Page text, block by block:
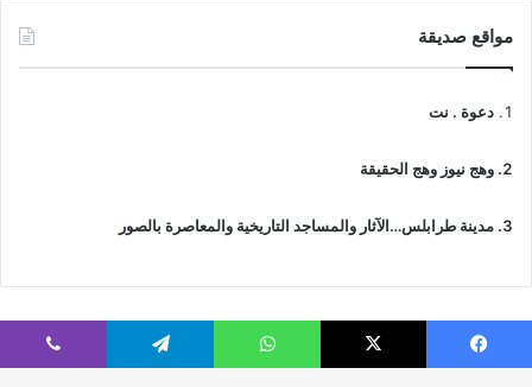
مواقع صديقة
دعوة . نت
وهج نيوز وهج الحقيقة
مدينة طرابلس…الآثار والمساجد التاريخية والمعاصرة بالصور
فيسبوك ‫X واتساب تيلقرام ڤايبر